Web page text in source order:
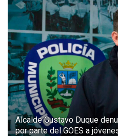
Alcalde Gustavo Duque
por parte del GOES a